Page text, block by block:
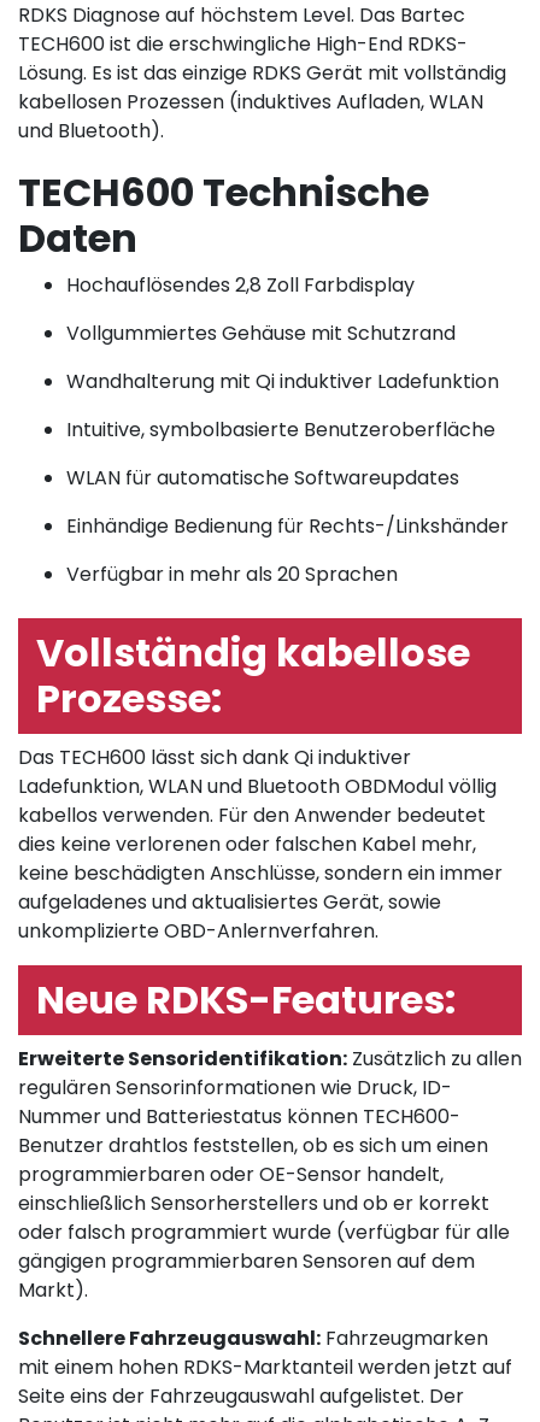
RDKS Diagnose auf höchstem Level. Das Bartec
TECH600 ist die erschwingliche High-End RDKS-
Lösung. Es ist das einzige RDKS Gerät mit vollständig
kabellosen Prozessen (induktives Aufladen, WLAN
und Bluetooth).
TECH600 Technische
Daten
Hochauflösendes 2,8 Zoll Farbdisplay
Vollgummiertes Gehäuse mit Schutzrand
Wandhalterung mit Qi induktiver Ladefunktion
Intuitive, symbolbasierte Benutzeroberfläche
WLAN für automatische Softwareupdates
Einhändige Bedienung für Rechts-/Linkshänder
Verfügbar in mehr als 20 Sprachen
Vollständig kabellose
Prozesse:
Das TECH600 lässt sich dank Qi induktiver
Ladefunktion, WLAN und Bluetooth OBDModul völlig
kabellos verwenden. Für den Anwender bedeutet
dies keine verlorenen oder falschen Kabel mehr,
keine beschädigten Anschlüsse, sondern ein immer
aufgeladenes und aktualisiertes Gerät, sowie
unkomplizierte OBD-Anlernverfahren.
Neue RDKS-Features:
Erweiterte Sensoridentifikation: Zusätzlich zu allen
regulären Sensorinformationen wie Druck, ID-
Nummer und Batteriestatus können TECH600-
Benutzer drahtlos feststellen, ob es sich um einen
programmierbaren oder OE-Sensor handelt,
einschließlich Sensorherstellers und ob er korrekt
oder falsch programmiert wurde (verfügbar für alle
gängigen programmierbaren Sensoren auf dem
Markt).
Schnellere Fahrzeugauswahl: Fahrzeugmarken
mit einem hohen RDKS-Marktanteil werden jetzt auf
Seite eins der Fahrzeugauswahl aufgelistet. Der